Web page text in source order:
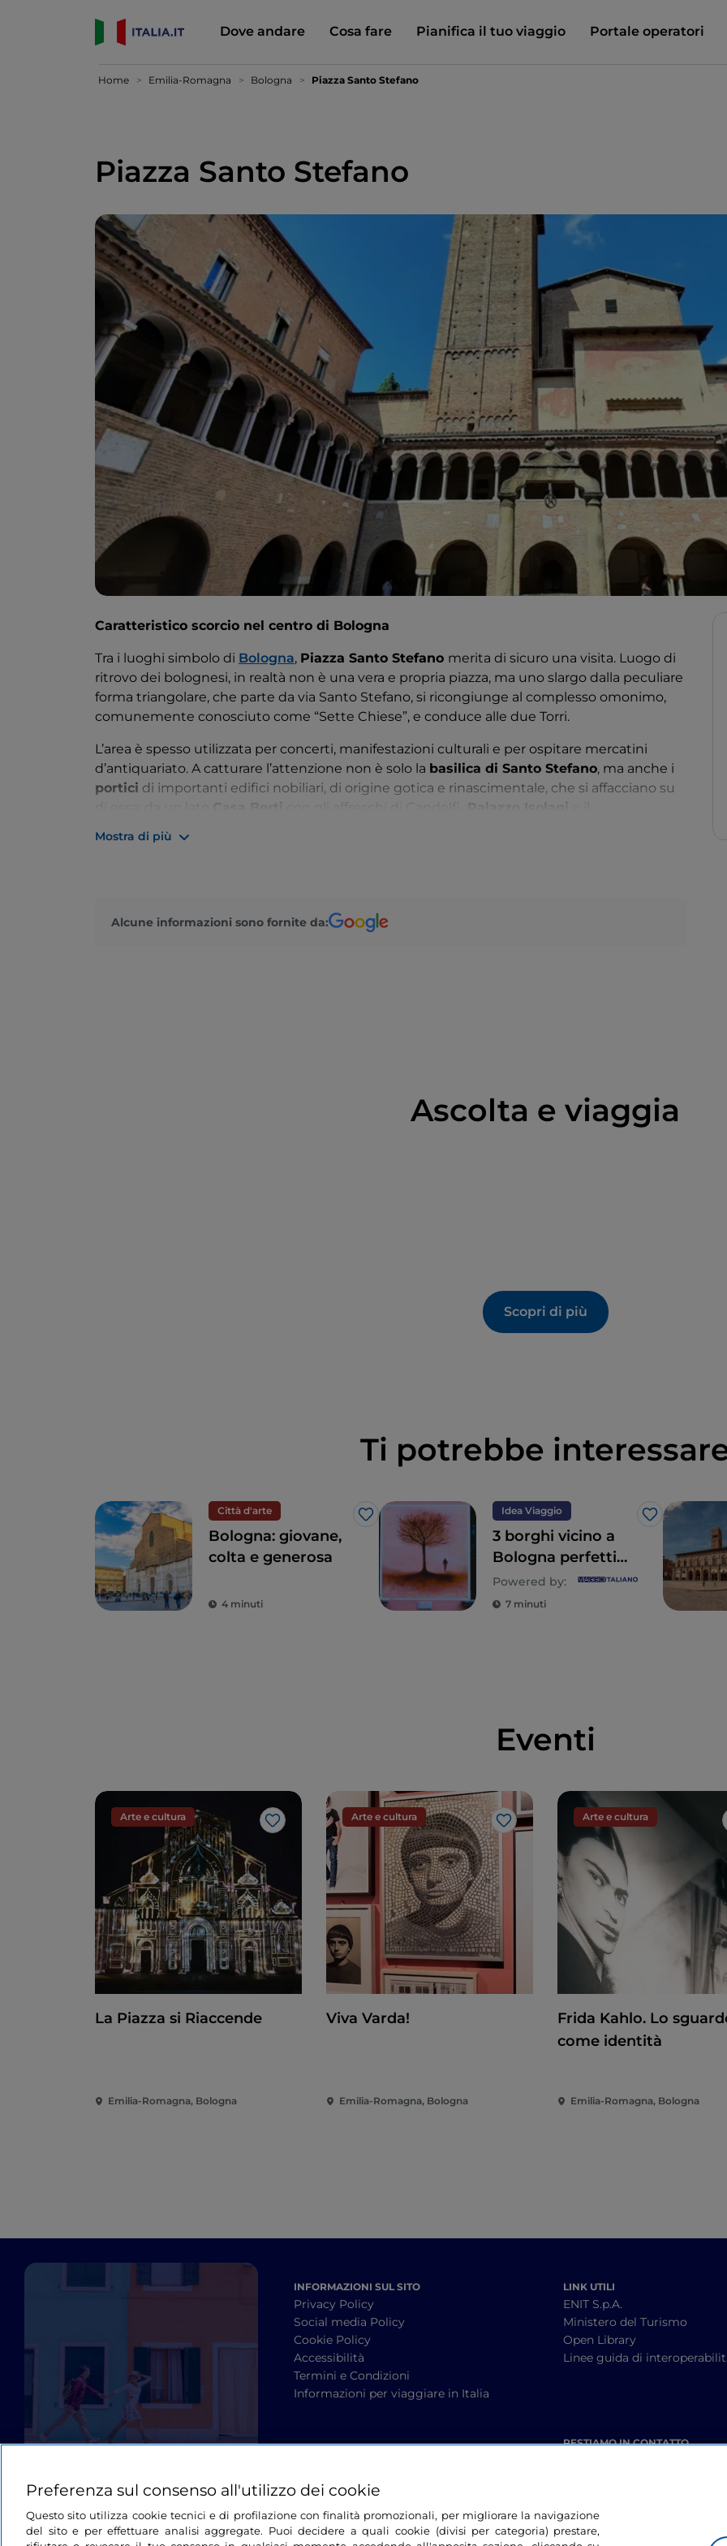
Dove andare Cosa fare Pianifica il tuo viaggio Portale operatori
Home Emilia-Romagna Bologna Piazza Santo Stefano
Piazza Santo Stefano
Caratteristico scorcio nel centro di Bologna
Tra i luoghi simbolo di Bologna, Piazza Santo Stefano merita di sicuro una visita. Luogo di
ritrovo dei bolognesi, in realtà non è una vera e propria piazza, ma uno slargo dalla peculiare
forma triangolare, che parte da via Santo Stefano, si ricongiunge al complesso omonimo,
comunemente conosciuto come “Sette Chiese”, e conduce alle due Torri.
L’area è spesso utilizzata per concerti, manifestazioni culturali e per ospitare mercatini
d’antiquariato. A catturare l’attenzione non è solo la basilica di Santo Stefano, ma anche i
portici di importanti edifici nobiliari, di origine gotica e rinascimentale, che si affacciano su
Casa Berti , Palazzo Isolani
Amorini Salina
Mostra di più
Alcune informazioni sono fornite da:
Ascolta e viaggia
Scopri di più
Ti potrebbe
Città d'arte
Like
Bologna: giovane,
colta e generosa
4 minuti
Idea Viaggio
Like
3 borghi vicino a
Bologna perfetti
per una gita di un
giorno
Powered by:
7 minuti
Eventi
Arte e cultura
Like
La Piazza si Riaccende
Emilia-Romagna, Bologna
Arte e cultura
Like
Viva Varda!
Emilia-Romagna, Bologna
Arte e cultura
Frida Kahlo. Lo
come identità
Emilia-Romagna, Bologna
INFORMAZIONI SUL SITO
Privacy Policy
Social media Policy
Cookie Policy
Accessibilità
Termini e Condizioni
Informazioni per viaggiare in Italia
LINK UTILI
ENIT S.p.A.
Ministero del Turismo
Open Library
Linee guida di
RESTIAMO IN CONTATTO
Preferenza sul consenso all'utilizzo dei cookie
Questo sito utilizza cookie tecnici e di profilazione con finalità promozionali, per migliorare la navigazione
del sito e per effettuare analisi aggregate. Puoi decidere a quali cookie (divisi per categoria) prestare,